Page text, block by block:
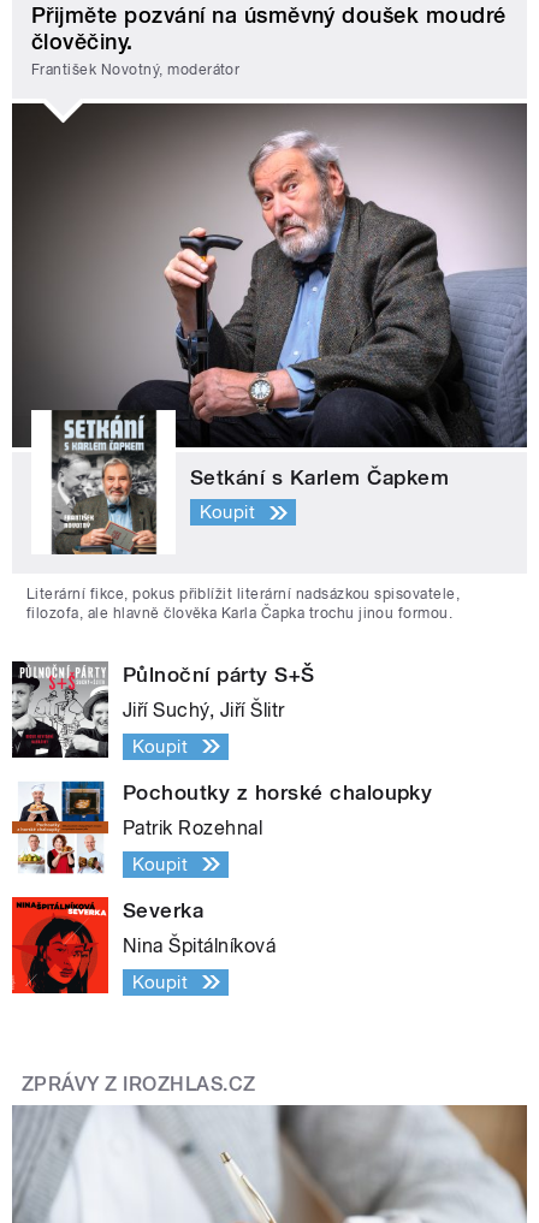
Přijměte pozvání na úsměvný doušek moudré
člověčiny.
František Novotný, moderátor
Setkání s Karlem Čapkem
Koupit
Literární fikce, pokus přiblížit literární nadsázkou spisovatele,
filozofa, ale hlavně člověka Karla Čapka trochu jinou formou.
Půlnoční párty S+Š
Jiří Suchý, Jiří Šlitr
Koupit
Pochoutky z horské chaloupky
Patrik Rozehnal
Koupit
Severka
Nina Špitálníková
Koupit
ZPRÁVY Z IROZHLAS.CZ